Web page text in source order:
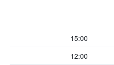
15:00
12:00